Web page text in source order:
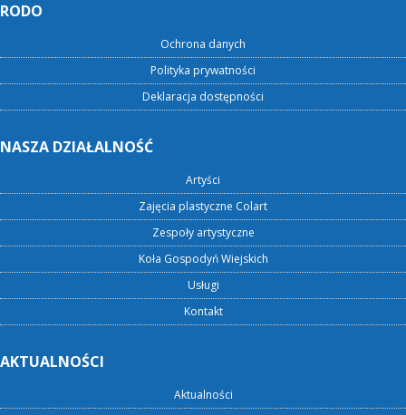
RODO
Ochrona danych
Polityka prywatności
Deklaracja dostępności
NASZA DZIAŁALNOŚĆ
Artyści
Zajęcia plastyczne Colart
Zespoły artystyczne
Koła Gospodyń Wiejskich
Usługi
Kontakt
AKTUALNOŚCI
Aktualności